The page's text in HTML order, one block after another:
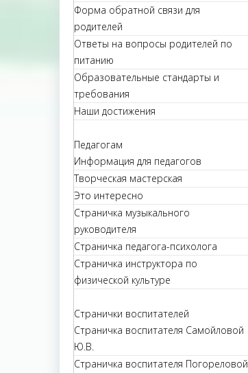
Форма обратной связи для
родителей
Ответы на вопросы родителей по
питанию
Образовательные стандарты и
требования
Наши достижения
Педагогам
Информация для педагогов
Творческая мастерская
Это интересно
Страничка музыкального
руководителя
Страничка педагога-психолога
Страничка инструктора по
физической культуре
Странички воспитателей
Страничка воспитателя Самойловой
Ю.В.
Страничка воспитателя Погореловой